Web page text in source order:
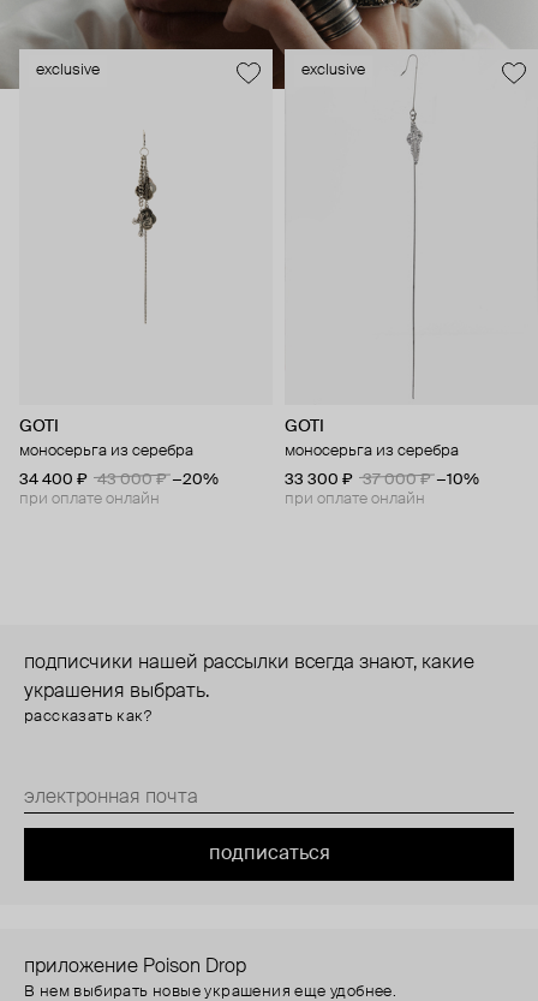
exclusive
GOTI
моносерьга из серебра
34 400 ₽
43 000 ₽ −20%
при оплате онлайн
exclusive
GOTI
моносерьга из серебра
33 300 ₽
37 000 ₽ −10%
при оплате онлайн
подписчики нашей рассылки всегда знают, какие
украшения выбрать.
рассказать как?
подписаться
приложение Poison Drop
В нем выбирать новые украшения еще удобнее.